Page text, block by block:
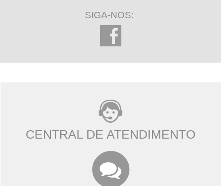
SIGA-NOS:
CENTRAL DE ATENDIMENTO